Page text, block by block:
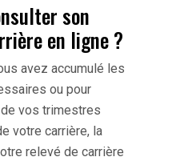
son
en ligne ?
avez accumulé les
ou pour
vos trimestres
votre carrière, la
relevé de carrière